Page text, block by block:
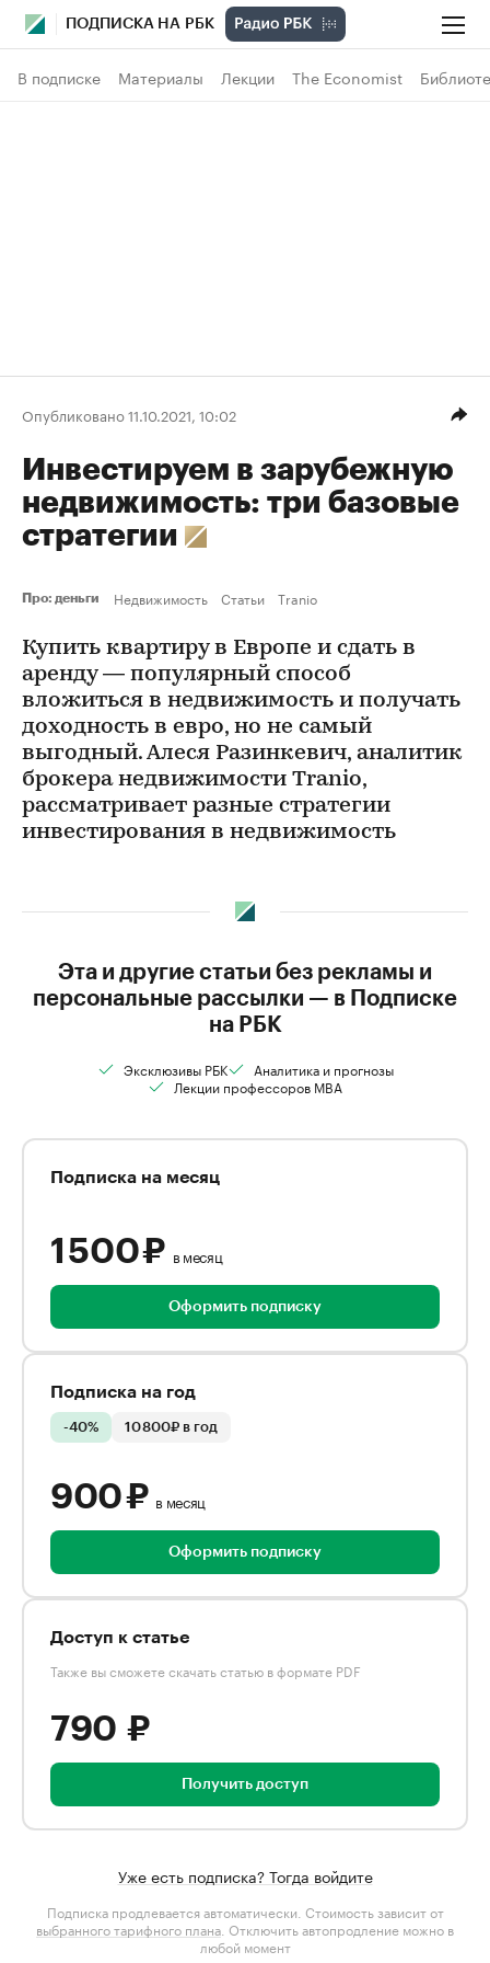
ПОДПИСКА НА РБК
В подписке Материалы Лекции The Economist
Опубликовано 11.10.2021, 10:02
Инвестируем в зарубежную
недвижимость: три базовые
стратегии
Про: деньги Недвижимость Статьи Tranio
Купить квартиру в Европе и сдать в
аренду — популярный способ
вложиться в недвижимость и получать
доходность в евро, но не самый
выгодный. Алеся Разинкевич, аналитик
брокера недвижимости Tranio,
рассматривает разные стратегии
инвестирования в недвижимость
Эта и другие статьи без рекламы и
персональные рассылки — в Подписке
на РБК
Эксклюзивы РБК
Аналитика и прогнозы
Лекции профессоров MBA
Подписка на месяц
1 500 ₽ в месяц
Оформить подписку
Подписка на год
-40% 10 800₽ в год
900 ₽ в месяц
Оформить подписку
Доступ к статье
Также вы сможете скачать статью в формате PDF
790 ₽
Получить доступ
Уже есть подписка? Тогда войдите
Подписка продлевается автоматически. Стоимость зависит от
выбранного тарифного плана . Отключить автопродление можно в
любой момент